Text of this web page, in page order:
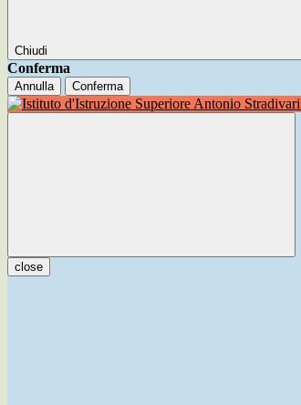
Chiudi
Conferma
Annulla Conferma
close